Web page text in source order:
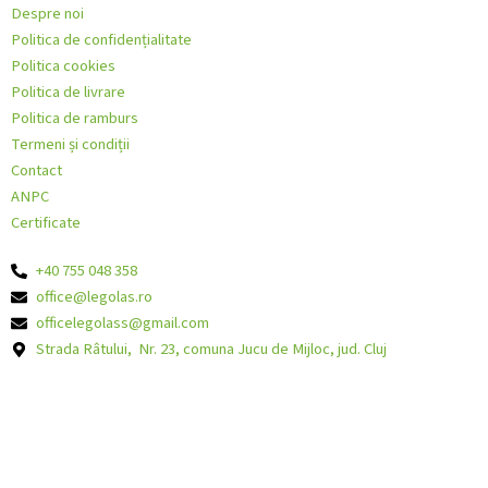
Despre noi
Politica de confidențialitate
Politica cookies
Politica de livrare
Politica de ramburs
Termeni și condiții
Contact
ANPC
Certificate
+40 755 048 358
office@legolas.ro
officelegolass@gmail.com
Strada Râtului, Nr. 23, comuna Jucu de Mijloc, jud. Cluj